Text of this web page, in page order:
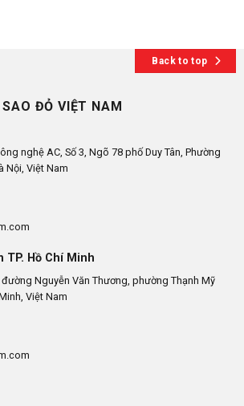
Back to top
ĐỎ VIỆT NAM
nghệ AC, Số 3, Ngõ 78 phố Duy Tân, Phường
Nội, Việt Nam
TP. Hồ Chí Minh
Nguyễn Văn Thương, phường Thạnh Mỹ
Việt Nam